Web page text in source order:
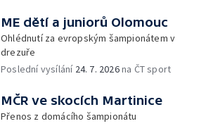
ME dětí a juniorů Olomouc
Ohlédnutí za evropským šampionátem v
drezuře
Poslední vysílání 24. 7. 2026na ČT sport
MČR ve skocích Martinice
Přenos z domácího šampionátu